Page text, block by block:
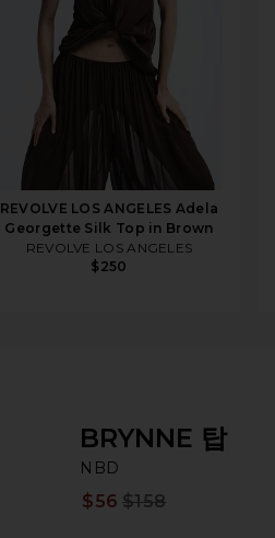
REVOLVE LOS ANGELES Adela
Georgette Silk Top in Brown
REVOLVE LOS ANGELES
$250
BRYNNE 탑
NBD
$56 $158